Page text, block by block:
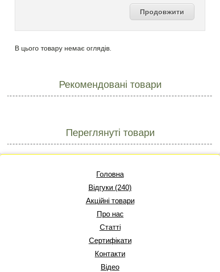
Продовжити
В цього товару немає оглядів.
Рекомендовані товари
Переглянуті товари
Головна
Відгуки (240)
Акційні товари
Про нас
Статті
Сертифікати
Контакти
Відео